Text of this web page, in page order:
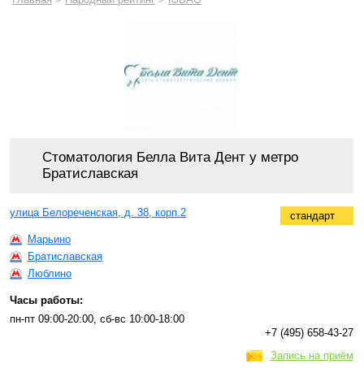
Стоматология Белла Вита Дент у метро
Братиславская
стандарт
улица Белореченская, д. 38, корп.2
Марьино
Братиславская
Люблино
Часы работы:
пн-пт 09:00-20:00, сб-вс 10:00-18:00
+7 (495) 658-43-27
Запись на приём